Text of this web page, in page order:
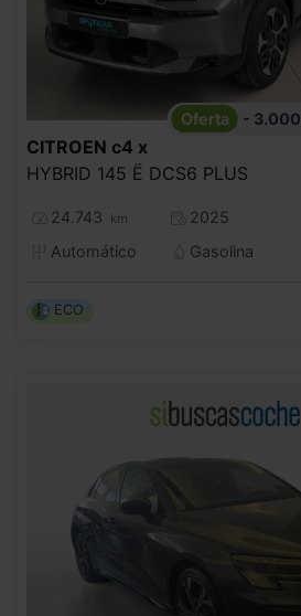
- 3.000
CITROEN c4 x
HYBRID 145 Ë DCS6 PLUS
24.743 km
2025
Automático
Gasolina
ECO